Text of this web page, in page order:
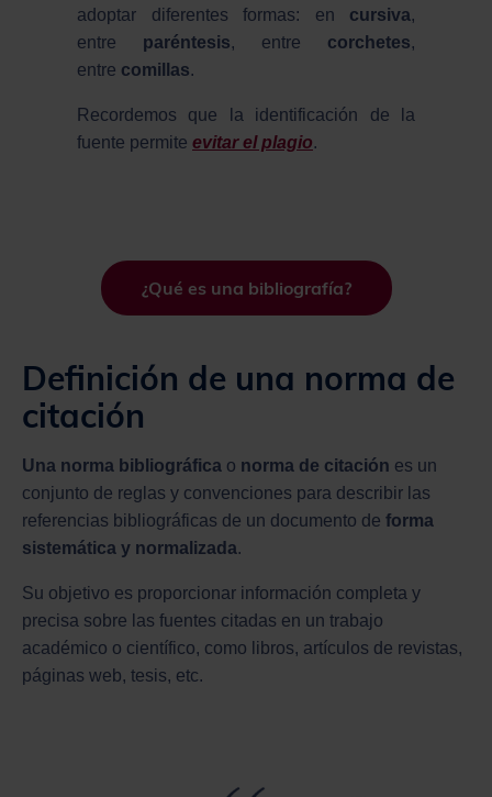
adoptar diferentes formas: en cursiva,
entre paréntesis, entre corchetes,
entre comillas.
Recordemos que la identificación de la
fuente permite evitar el plagio.
¿Qué es una bibliografía?
Definición de una norma de
citación
Una norma bibliográfica o norma de citación es un
conjunto de reglas y convenciones para describir las
referencias bibliográficas de un documento de forma
sistemática y normalizada.
Su objetivo es proporcionar información completa y
precisa sobre las fuentes citadas en un trabajo
académico o científico, como libros, artículos de revistas,
páginas web, tesis, etc.